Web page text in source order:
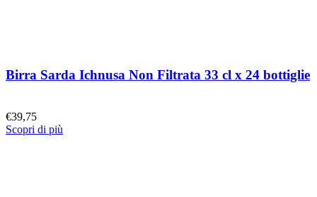
Birra Sarda Ichnusa Non Filtrata 33 cl x 24 bottiglie
€39,75
Scopri di più